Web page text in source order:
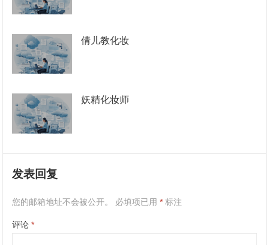
倩儿教化妆
妖精化妆师
发表回复
您的邮箱地址不会被公开。 必填项已用* 标注
评论*